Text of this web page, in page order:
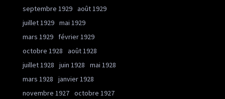
septembre 1929 août 1929
juillet 1929 mai 1929
mars 1929
février 1929
octobre 1928
août 1928
juillet 1928
juin 1928
mai 1928
mars 1928
janvier 1928
novembre 1927 octobre 1927